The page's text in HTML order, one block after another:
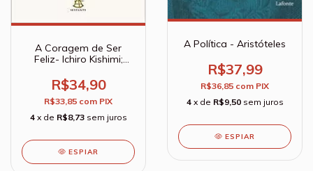
A Coragem de Ser
Feliz- Ichiro Kishimi;
R$34,90
R$33,85 com PIX
4 x de R$8,73 sem juros
ESPIAR
A Política - Aristóteles
R$37,99
R$36,85 com PIX
4 x de R$9,50 sem juros
ESPIAR